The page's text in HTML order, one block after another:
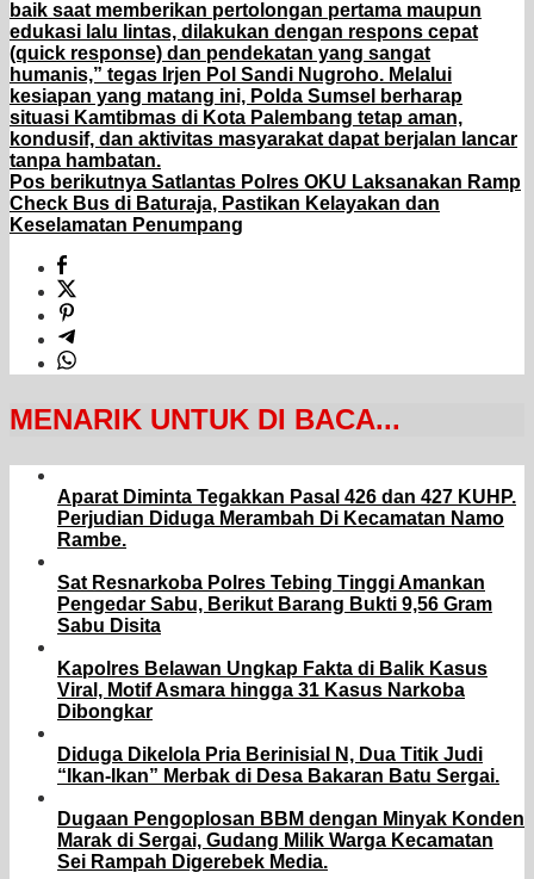
baik saat memberikan pertolongan pertama maupun
edukasi lalu lintas, dilakukan dengan respons cepat
(quick response) dan pendekatan yang sangat
humanis,” tegas Irjen Pol Sandi Nugroho. Melalui
kesiapan yang matang ini, Polda Sumsel berharap
situasi Kamtibmas di Kota Palembang tetap aman,
kondusif, dan aktivitas masyarakat dapat berjalan lancar
tanpa hambatan.
Pos berikutnya Satlantas Polres OKU Laksanakan Ramp
Check Bus di Baturaja, Pastikan Kelayakan dan
Keselamatan Penumpang
MENARIK UNTUK DI BACA...
Aparat Diminta Tegakkan Pasal 426 dan 427 KUHP.
Perjudian Diduga Merambah Di Kecamatan Namo
Rambe.
Sat Resnarkoba Polres Tebing Tinggi Amankan
Pengedar Sabu, Berikut Barang Bukti 9,56 Gram
Sabu Disita
Kapolres Belawan Ungkap Fakta di Balik Kasus
Viral, Motif Asmara hingga 31 Kasus Narkoba
Dibongkar
Diduga Dikelola Pria Berinisial N, Dua Titik Judi
“Ikan-Ikan” Merbak di Desa Bakaran Batu Sergai.
Dugaan Pengoplosan BBM dengan Minyak Konden
Marak di Sergai, Gudang Milik Warga Kecamatan
Sei Rampah Digerebek Media.